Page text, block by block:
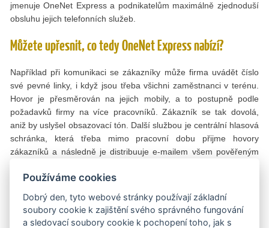
jmenuje OneNet Express a podnikatelům maximálně zjednoduší
obsluhu jejich telefonních služeb.
Můžete upřesnit, co tedy OneNet Express nabízí?
Například při komunikaci se zákazníky může firma uvádět číslo
své pevné linky, i když jsou třeba všichni zaměstnanci v terénu.
Hovor je přesměrován na jejich mobily, a to postupně podle
požadavků firmy na více pracovníků. Zákazník se tak dovolá,
aniž by uslyšel obsazovací tón. Další službou je centrální hlasová
schránka, která třeba mimo pracovní dobu přijme hovory
zákazníků a následně je distribuuje e-mailem všem pověřeným
telekomunikační služby. To šetří podnikatelům čas i náklady na
správu jejich podnikání.
A na jaké další novinky v mobilních komunikacích se
Používáme cookies
Dobrý den, tyto webové stránky používají základní
soubory cookie k zajištění svého správného fungování
a sledovací soubory cookie k pochopení toho, jak s